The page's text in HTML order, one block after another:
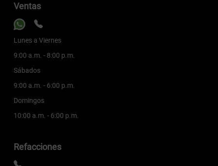
Ventas
Lunes a Viernes
9:00 a.m. - 8:00 p.m.
Sábados
9:00 a.m. - 6:00 p.m.
Domingos
10:00 a.m. - 6:00 p.m.
Refacciones